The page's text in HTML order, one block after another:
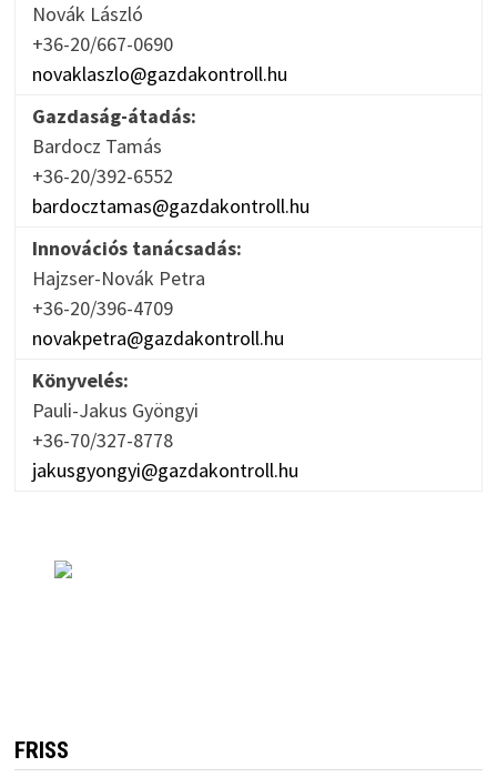
Novák László
+36-20/667-0690
novaklaszlo@gazdakontroll.hu
Gazdaság-átadás:
Bardocz Tamás
+36-20/392-6552
bardocztamas@gazdakontroll.hu
Innovációs tanácsadás:
Hajzser-Novák Petra
+36-20/396-4709
novakpetra@gazdakontroll.hu
Könyvelés:
Pauli-Jakus Gyöngyi
+36-70/327-8778
jakusgyongyi@gazdakontroll.hu
FRISS